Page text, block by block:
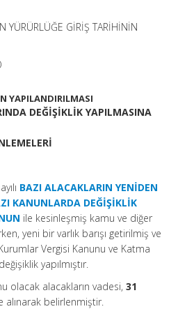
YÜRÜRLÜĞE GİRİŞ TARİHİNİN
YAPILANDIRILMASI
DEĞİŞİKLİK YAPILMASINA
BAZI ALACAKLARIN YENİDEN
KANUNLARDA DEĞİŞİKLİK
ile kesinleşmiş kamu ve diğer
yeni bir varlık barışı getirilmiş ve
Vergisi Kanunu ve Katma
yapılmıştır.
olacak alacakların vadesi, 31
alınarak belirlenmiştir.